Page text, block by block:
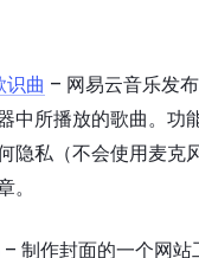
识曲 – 网易云音乐发
中所播放的歌曲。功
隐私（不会使用麦克
。
– 制作封面的一个网